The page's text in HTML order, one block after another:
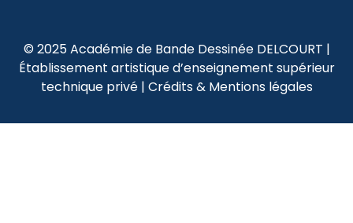
© 2025 Académie de Bande Dessinée DELCOURT |
Établissement artistique d’enseignement supérieur
technique privé | Crédits & Mentions légales